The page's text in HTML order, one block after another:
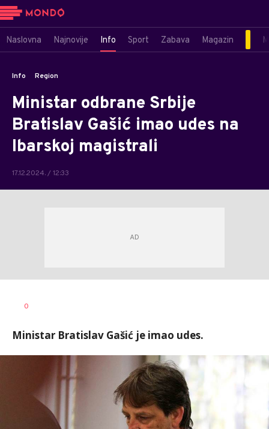
Naslovna Najnovije Info Sport Zabava Magazin
Info Region
Ministar odbrane Srbije
Bratislav Gašić imao udes na
Ibarskoj magistrali
17.12.2024. / 12:33
AUTOR
0
Ministar Bratislav Gašić je imao udes.